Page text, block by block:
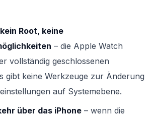
Root, keine
– die Apple Watch
vollständig geschlossenen
gibt keine Werkzeuge zur Änderung
auf Systemebene.
über das iPhone – wenn die